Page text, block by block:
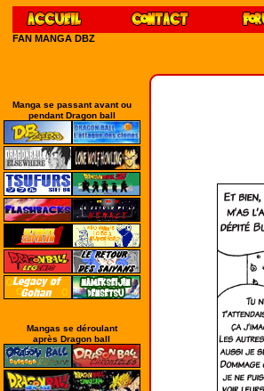
FAN MANGA DBZ
Manga se passant avant ou
pendant Dragon ball
Mangas se déroulant
après Dragon ball